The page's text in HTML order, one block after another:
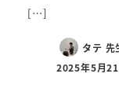
[…]
タテ 先
2025年5月